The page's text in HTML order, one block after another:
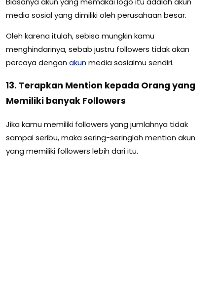
media sosial yang dimiliki oleh perusahaan besar.
Oleh karena itulah, sebisa mungkin kamu
menghindarinya, sebab justru followers tidak akan
percaya dengan akunmedia sosialmu sendiri.
13. Terapkan Mention kepada Orang yang
Memiliki banyak Followers
Jika kamu memiliki followers yang jumlahnya tidak
sampai seribu, maka sering-seringlah mention akun
yang memiliki followers lebih dari itu.